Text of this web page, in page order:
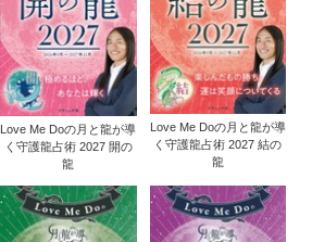
Love Me Doの月と龍が導
く守護龍占術 2027 開の
龍
Love Me Doの月と龍が導
く守護龍占術 2027 結の
龍